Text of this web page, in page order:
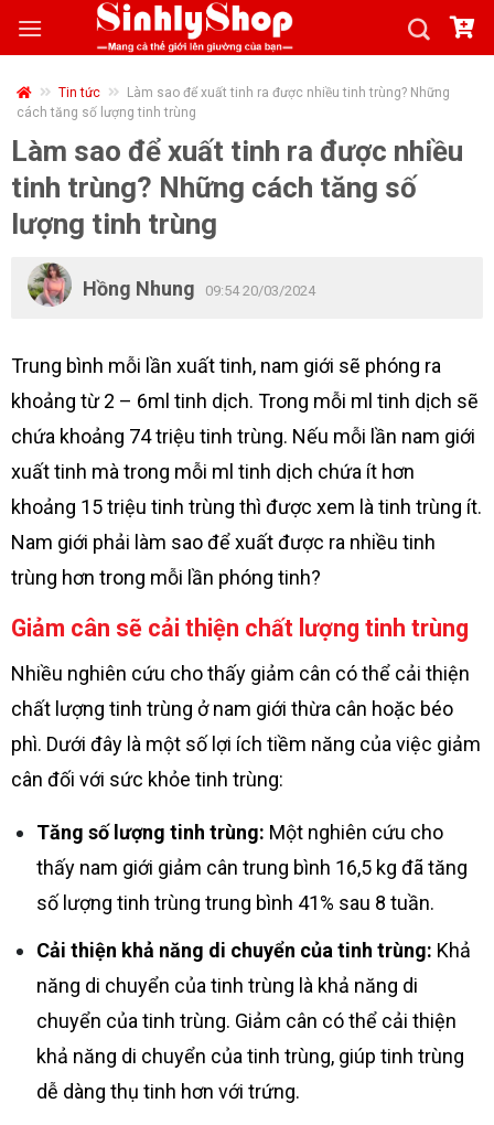
Tin tức
Làm sao để xuất tinh ra được nhiều tinh trùng? Những
cách tăng số lượng tinh trùng
Làm sao để xuất tinh ra được nhiều
tinh trùng? Những cách tăng số
lượng tinh trùng
Hồng Nhung 09:54 20/03/2024
Trung bình mỗi lần xuất tinh, nam giới sẽ phóng ra
khoảng từ 2 – 6ml tinh dịch. Trong mỗi ml tinh dịch sẽ
chứa khoảng 74 triệu tinh trùng. Nếu mỗi lần nam giới
xuất tinh mà trong mỗi ml tinh dịch chứa ít hơn
khoảng 15 triệu tinh trùng thì được xem là tinh trùng ít.
Nam giới phải làm sao để xuất được ra nhiều tinh
trùng hơn trong mỗi lần phóng tinh?
Giảm cân sẽ cải thiện chất lượng tinh trùng
Nhiều nghiên cứu cho thấy giảm cân có thể cải thiện
chất lượng tinh trùng ở nam giới thừa cân hoặc béo
phì. Dưới đây là một số lợi ích tiềm năng của việc giảm
cân đối với sức khỏe tinh trùng:
Tăng số lượng tinh trùng: Một nghiên cứu cho
thấy nam giới giảm cân trung bình 16,5 kg đã tăng
số lượng tinh trùng trung bình 41% sau 8 tuần.
Cải thiện khả năng di chuyển của tinh trùng: Khả
năng di chuyển của tinh trùng là khả năng di
chuyển của tinh trùng. Giảm cân có thể cải thiện
khả năng di chuyển của tinh trùng, giúp tinh trùng
dễ dàng thụ tinh hơn với trứng.